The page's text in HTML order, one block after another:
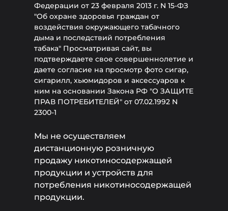
Федерации от 23 февраля 2013 г. N 15-ФЗ
"Об охране здоровья граждан от
воздействия окружающего табачного
дыма и последствий потребления
табака" Просматривая сайт, вы
подтверждаете свое совершеннолетие и
даете согласие на просмотр фото сигар,
сигарилл, хьюмидоров и аксессуаров к
ним на основании Закона РФ "О ЗАЩИТЕ
ПРАВ ПОТРЕБИТЕЛЕЙ" от 07.02.1992 N
2300-1
Мы не осуществляем
дистанционную розничную
продажу никотиносодержащей
продукции и устройств для
потребления никотиносодержащей
продукции.